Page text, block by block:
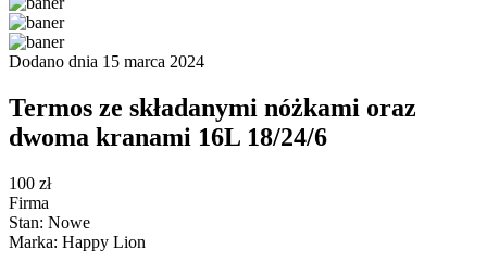
Dodano dnia 15 marca 2024
Termos ze składanymi nóżkami oraz
dwoma kranami 16L 18/24/6
100 zł
Firma
Stan: Nowe
Marka: Happy Lion